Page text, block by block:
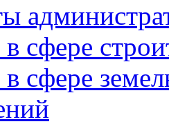
сфере
в сфере